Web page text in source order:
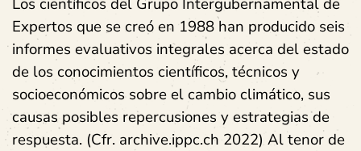
Expertos que se creó en 1988 han producido seis
informes evaluativos integrales acerca del estado
de los conocimientos científicos, técnicos y
socioeconómicos sobre el cambio climático, sus
causas posibles repercusiones y estrategias de
respuesta. (Cfr. archive.ippc.ch 2022) Al tenor de